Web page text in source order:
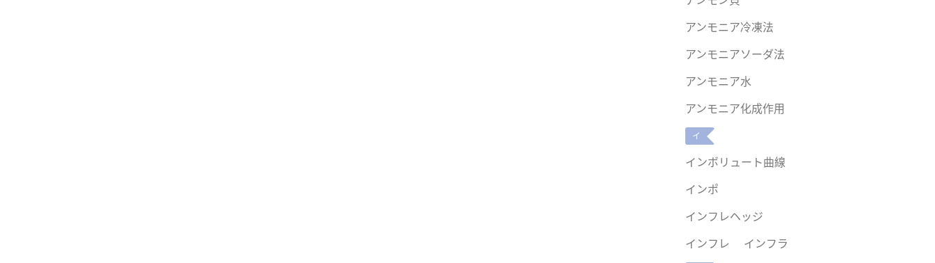
アンモニア冷凍法
アンモニアソーダ法
アンモニア水
アンモニア化成作用
イ
インボリュート曲線
インポ
インフレヘッジ
インフレ
インフラ